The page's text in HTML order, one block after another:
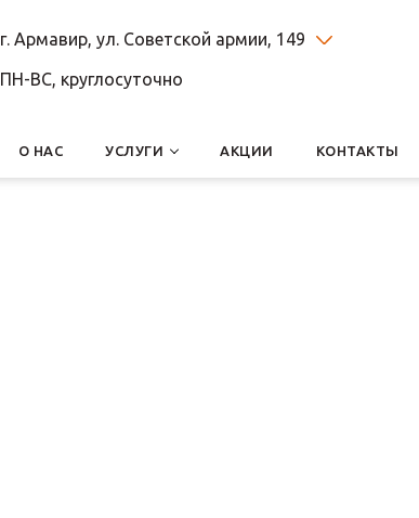
г. Армавир, ул. Советской армии, 149
ПН-ВС, круглосуточно
О НАС УСЛУГИ АКЦИИ КОНТАКТЫ